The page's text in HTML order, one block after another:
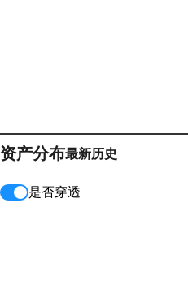
资产分布最新历史
是否穿透